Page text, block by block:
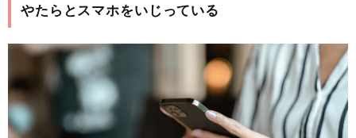
やたらとスマホをいじっている